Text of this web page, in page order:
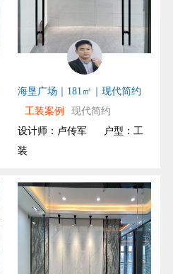
海垦广场｜181㎡｜现代简约
工装案例
现代简约
设计师：卢传军
户型：工
装